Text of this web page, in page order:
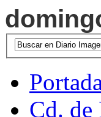
Portada
Cd.